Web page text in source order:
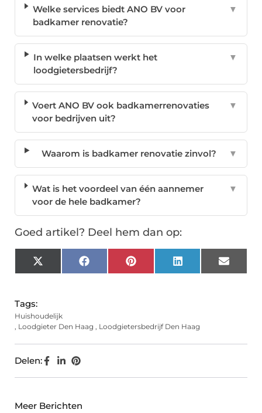
Welke services biedt ANO BV voor
badkamer renovatie?
▼
In welke plaatsen werkt het
loodgietersbedrijf?
▼
Voert ANO BV ook badkamerrenovaties
voor bedrijven uit?
▼
Waarom is badkamer renovatie zinvol? ▼
Wat is het voordeel van één aannemer
voor de hele badkamer?
▼
Goed artikel? Deel hem dan op:
X
(Twitter)
FacebookPinterest LinkedIn Email
Tags:
Huishoudelijk
, Loodgieter Den Haag , Loodgietersbedrijf Den Haag
Delen:
Meer Berichten